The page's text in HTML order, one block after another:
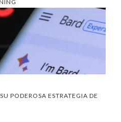
PODEROSA ESTRATEGIA DE